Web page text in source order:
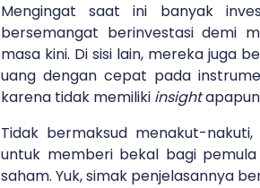
Mengingat saat ini banyak
bersemangat berinvestasi demi
masa kini. Di sisi lain, mereka juga
uang dengan cepat pada
karena tidak memiliki insight
Tidak bermaksud menakut-
untuk memberi bekal bagi
saham. Yuk, simak penjelasannya